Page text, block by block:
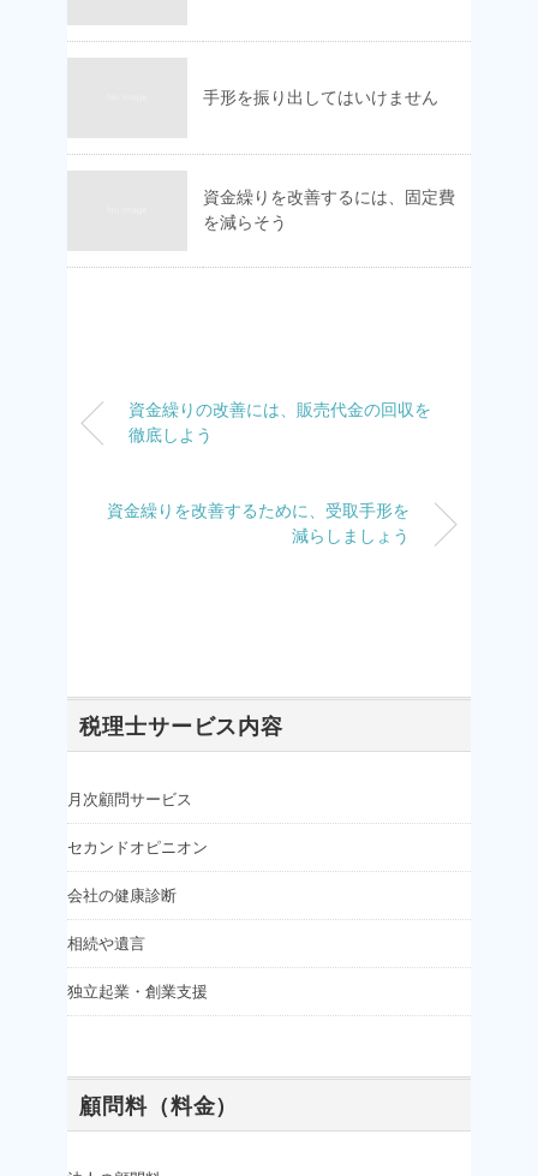
手形を振り出してはいけません
資金繰りを改善するには、固定費
を減らそう
資金繰りの改善には、販売代金の回収を
徹底しよう
資金繰りを改善するために、受取手形を
減らしましょう
税理士サービス内容
月次顧問サービス
セカンドオピニオン
会社の健康診断
相続や遺言
独立起業・創業支援
顧問料（料金）